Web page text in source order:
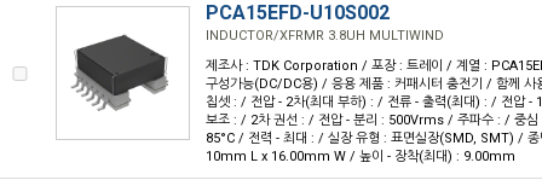
PCA15EFD-U10S002
INDUCTOR/XFRMR 3.8UH MULTIWIND
제조사 : TDK Corporation / 포장 : 트레이 / 계열 :
구성가능(DC/DC용) / 응용 제품 : 커패시터 충전기 / 함께
칩셋 : / 전압 - 2차(최대 부하) : / 전류 - 출력(최대) : / 전압 -
보조 : / 2차 권선 : / 전압 - 분리 : 500Vrms / 주파수 : / 중심
85°C / 전력 - 최대 : / 실장 유형 : 표면실장(SMD, SMT) /
10mm L x 16.00mm W / 높이 - 장착(최대) : 9.00mm